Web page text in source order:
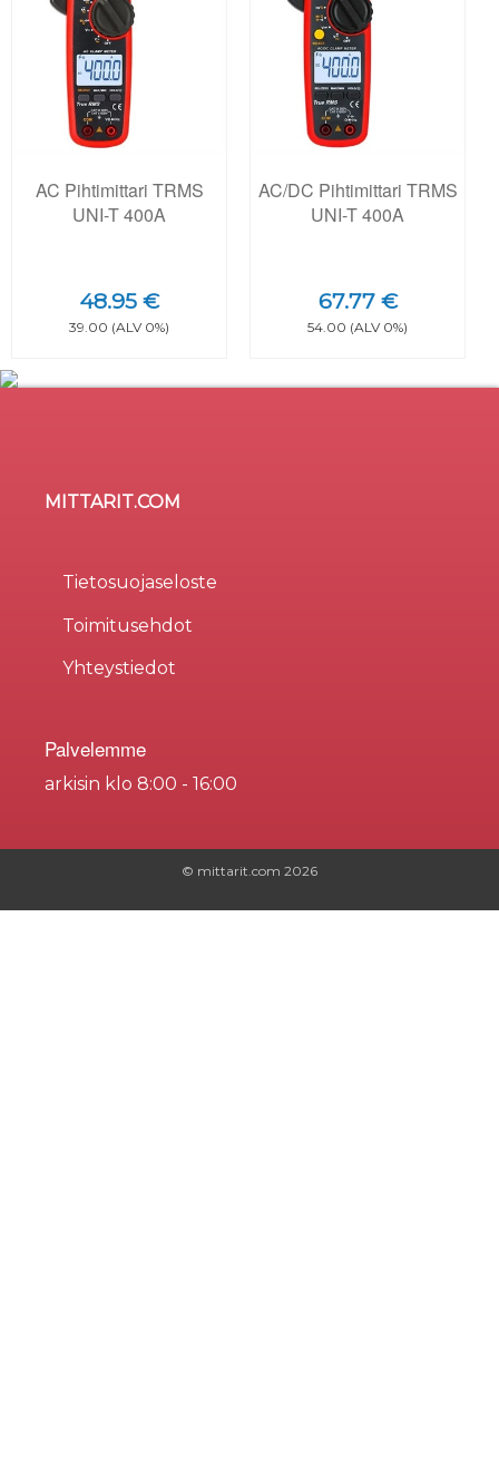
AC Pihtimittari TRMS
UNI-T 400A
48.95 €
39.00 (ALV 0%)
AC/DC Pihtimittari TRMS
UNI-T 400A
67.77 €
54.00 (ALV 0%)
MITTARIT.COM
Tietosuojaseloste
Toimitusehdot
Yhteystiedot
Palvelemme
arkisin klo 8:00 - 16:00
© mittarit.com 2026